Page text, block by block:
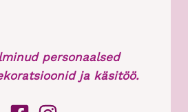
personaalsed
ja käsitöö.